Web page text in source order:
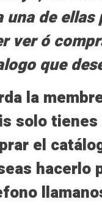
una de ellas
ver ó
que
la
solo tienes
el
hacerlo